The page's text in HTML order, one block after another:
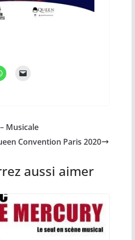
Musicale
Convention Paris 2020
aussi aimer